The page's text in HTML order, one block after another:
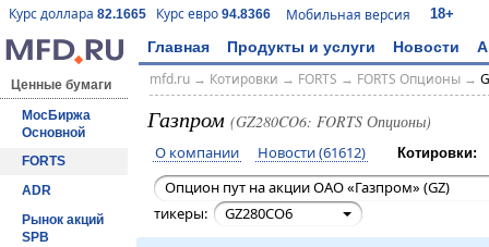
Курс доллара 82.1665 Курс евро 94.8366 Мобильная версия 18+
Главная Продукты и услуги Новости
Ценные бумаги
МосБиржа
Основной
FORTS
ADR
Рынок акций
SPB
mfd.ru→ Котировки → FORTS → FORTS Опционы→
Газпром (GZ280CO6: FORTS Опционы)
О компании Новости (61612) Котировки:
Опцион пут на акции ОАО «Газпром» (GZ)
тикеры:
GZ280CO6